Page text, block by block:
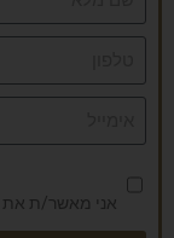
אני מאשר/ת את